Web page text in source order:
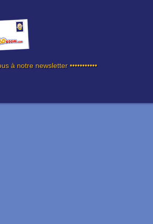
à notre newsletter •••••••••••